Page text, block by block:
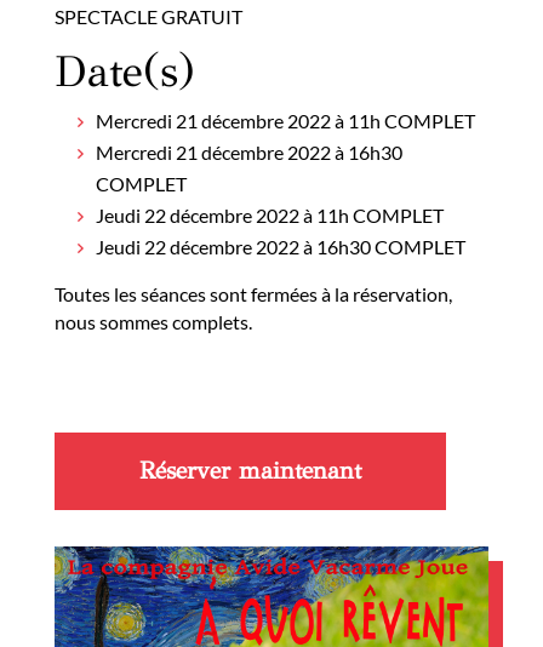
SPECTACLE GRATUIT
Date(s)
Mercredi 21 décembre 2022 à 11h COMPLET
Mercredi 21 décembre 2022 à 16h30
COMPLET
Jeudi 22 décembre 2022 à 11h COMPLET
Jeudi 22 décembre 2022 à 16h30 COMPLET
Toutes les séances sont fermées à la réservation,
nous sommes complets.
Réserver maintenant